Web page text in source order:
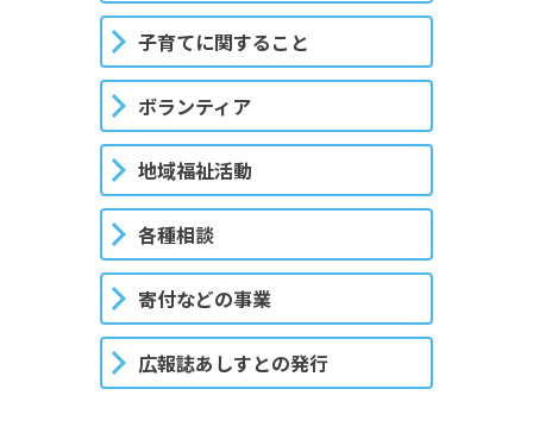
子育てに関すること
ボランティア
地域福祉活動
各種相談
寄付などの事業
広報誌あしすとの発行